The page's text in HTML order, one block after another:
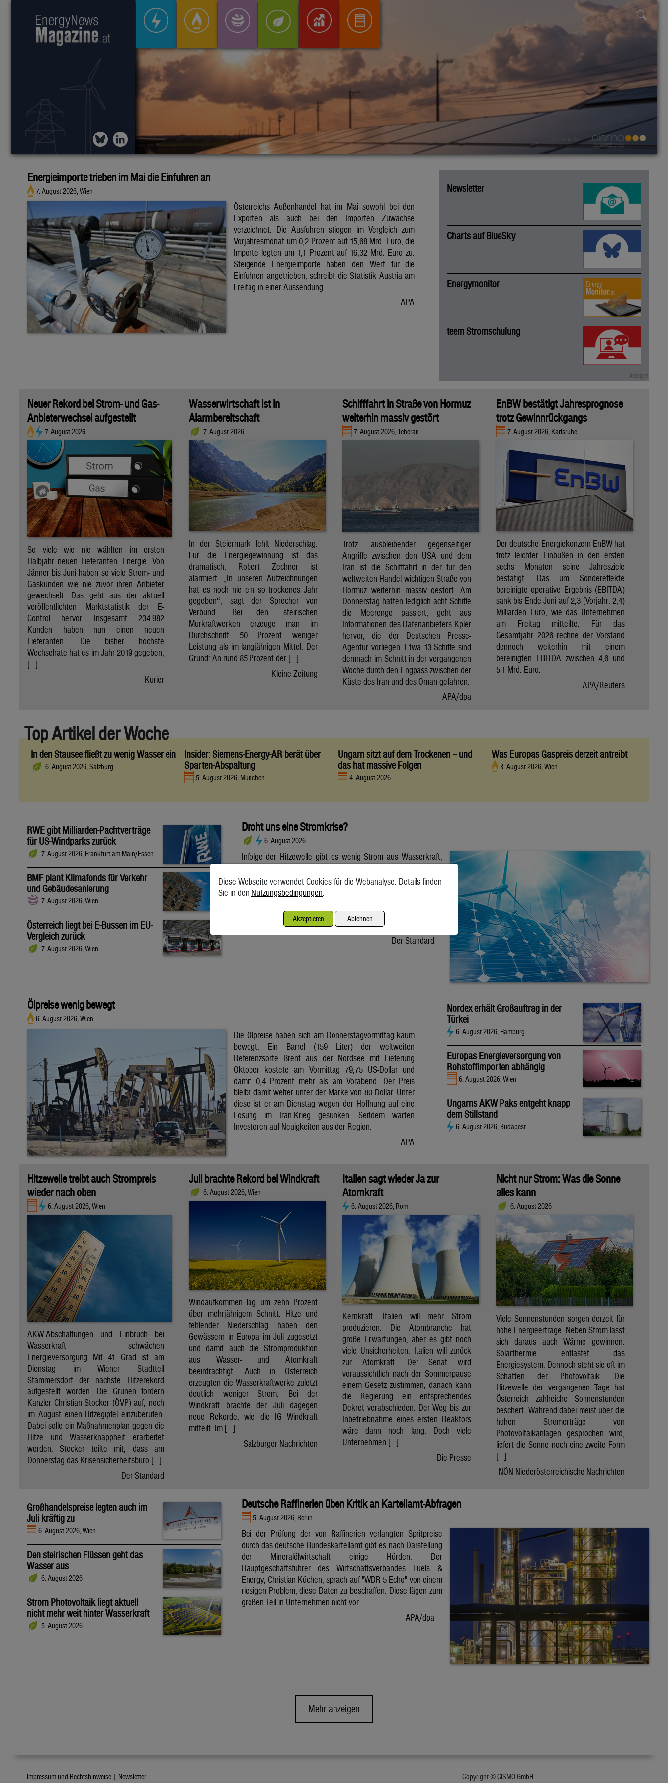
Energieimporte trieben im Mai die Einfuhren an
7. August 2026, Wien
Österreichs Außenhandel hat im Mai sowohl bei den
Exporten als auch bei den Importen Zuwächse
verzeichnet. Die Ausfuhren stiegen im Vergleich zum
Vorjahresmonat um 0,2 Prozent auf 15,68 Mrd. Euro, die
Importe legten um 1,1 Prozent auf 16,32 Mrd. Euro zu.
Steigende Energieimporte haben den Wert für die
Einfuhren angetrieben, schreibt die Statistik Austria am
Freitag in einer Aussendung.
APA
Newsletter
Charts auf BlueSky
Energymonitor
teem Stromschulung
Neuer Rekord bei Strom- und Gas-
Anbieterwechsel aufgestellt
7. August 2026
So viele wie nie wählten im ersten
Halbjahr neuen Lieferanten. Energie. Von
Jänner bis Juni haben so viele Strom- und
Gaskunden wie nie zuvor ihren Anbieter
gewechselt. Das geht aus der aktuell
veröffentlichten Marktstatistik der E-
Control hervor. Insgesamt 234.982
Kunden haben nun einen neuen
Lieferanten. Die bisher höchste
Wechselrate hat es im Jahr 2019 gegeben,
[…]
Kurier
Wasserwirtschaft ist in
Alarmbereitschaft
7. August 2026
In der Steiermark fehlt Niederschlag.
Für die Energiegewinnung ist das
dramatisch. Robert Zechner ist
alarmiert. „In unseren Aufzeichnungen
hat es noch nie ein so trockenes Jahr
gegeben“, sagt der Sprecher von
Verbund. Bei den steirischen
Murkraftwerken erzeuge man im
Durchschnitt 50 Prozent weniger
Leistung als im langjährigen Mittel. Der
Grund: An rund 85 Prozent der […]
Kleine Zeitung
Schifffahrt in Straße von Hormuz
weiterhin massiv gestört
7. August 2026, Teheran
Trotz ausbleibender gegenseitiger
Angriffe zwischen den USA und dem
Iran ist die Schifffahrt in der für den
weltweiten Handel wichtigen Straße von
Hormuz weiterhin massiv gestört. Am
Donnerstag hätten lediglich acht Schiffe
die Meerenge passiert, geht aus
Informationen des Datenanbieters Kpler
hervor, die der Deutschen Presse-
Agentur vorliegen. Etwa 13 Schiffe sind
demnach im Schnitt in der vergangenen
Woche durch den Engpass zwischen der
Küste des Iran und des Oman gefahren.
APA/dpa
EnBW bestätigt Jahresprognose
trotz Gewinnrückgangs
7. August 2026, Karlsruhe
Der deutsche Energiekonzern EnBW hat
trotz leichter Einbußen in den ersten
sechs Monaten seine Jahresziele
bestätigt. Das um Sondereffekte
bereinigte operative Ergebnis (EBITDA)
sank bis Ende Juni auf 2,3 (Vorjahr: 2,4)
Milliarden Euro, wie das Unternehmen
am Freitag mitteilte. Für das
Gesamtjahr 2026 rechne der Vorstand
dennoch weiterhin mit einem
bereinigten EBITDA zwischen 4,6 und
5,1 Mrd. Euro.
APA/Reuters
Top Artikel der Woche
In den Stausee fließt zu wenig Wasser ein
6. August 2026, Salzburg
Insider: Siemens-Energy-AR berät über
Sparten-Abspaltung
5. August 2026, München
Ungarn sitzt auf dem Trockenen – und
das hat massive Folgen
4. August 2026
Was Europas Gaspreis derzeit antreibt
3. August 2026, Wien
RWE gibt Milliarden-Pachtverträge
für US-Windparks zurück
7. August 2026, Frankfurt am Main/Essen
BMF plant Klimafonds für Verkehr
und Gebäudesanierung
7. August 2026, Wien
Österreich liegt bei E-Bussen im EU-
Vergleich zurück
7. August 2026, Wien
Droht uns eine Stromkrise?
6. August 2026
Infolge der Hitzewelle gibt es wenig Strom aus Wasserkraft,
Wetterextreme auf die Stromerzeugung und die Netze
auswirken. Die anhaltende Hitzewelle bringt die Stromnetze in
Verbund ein Drittel der Wassermenge. Wie verlässlich sind die
erneuerbaren Energien und halten unsere […]
Der Standard
Ölpreise wenig bewegt
6. August 2026, Wien
Die Ölpreise haben sich am Donnerstagvormittag kaum
bewegt. Ein Barrel (159 Liter) der weltweiten
Referenzsorte Brent aus der Nordsee mit Lieferung
Oktober kostete am Vormittag 79,75 US-Dollar und
damit 0,4 Prozent mehr als am Vorabend. Der Preis
bleibt damit weiter unter der Marke von 80 Dollar. Unter
diese ist er am Dienstag wegen der Hoffnung auf eine
Lösung im Iran-Krieg gesunken. Seitdem warten
Investoren auf Neuigkeiten aus der Region.
APA
Nordex erhält Großauftrag in der
Türkei
6. August 2026, Hamburg
Europas Energieversorgung von
Rohstoffimporten abhängig
6. August 2026, Wien
Ungarns AKW Paks entgeht knapp
dem Stillstand
6. August 2026, Budapest
Hitzewelle treibt auch Strompreis
wieder nach oben
6. August 2026, Wien
AKW-Abschaltungen und Einbruch bei
Wasserkraft schwächen
Energieversorgung Mit 41 Grad ist am
Dienstag im Wiener Stadtteil
Stammersdorf der nächste Hitzerekord
aufgestellt worden. Die Grünen fordern
Kanzler Christian Stocker (ÖVP) auf, noch
im August einen Hitzegipfel einzuberufen.
Dabei solle ein Maßnahmenplan gegen die
Hitze und Wasserknappheit erarbeitet
werden. Stocker teilte mit, dass am
Donnerstag das Krisensicherheitsbüro […]
Der Standard
Juli brachte Rekord bei Windkraft
6. August 2026, Wien
Windaufkommen lag um zehn Prozent
über mehrjährigem Schnitt. Hitze und
fehlender Niederschlag haben den
Gewässern in Europa im Juli zugesetzt
und damit auch die Stromproduktion
aus Wasser- und Atomkraft
beeinträchtigt. Auch in Österreich
erzeugten die Wasserkraftwerke zuletzt
deutlich weniger Strom. Bei der
Windkraft brachte der Juli dagegen
neue Rekorde, wie die IG Windkraft
mitteilt. Im […]
Salzburger Nachrichten
Italien sagt wieder Ja zur
Atomkraft
6. August 2026, Rom
Kernkraft. Italien will mehr Strom
produzieren. Die Atombranche hat
große Erwartungen, aber es gibt noch
viele Unsicherheiten. Italien will zurück
zur Atomkraft. Der Senat wird
voraussichtlich nach der Sommerpause
einem Gesetz zustimmen, danach kann
die Regierung ein entsprechendes
Dekret verabschieden. Der Weg bis zur
Inbetriebnahme eines ersten Reaktors
wäre dann noch lang. Doch viele
Unternehmen […]
Die Presse
Nicht nur Strom: Was die Sonne
alles kann
6. August 2026
Viele Sonnenstunden sorgen derzeit für
hohe Energieerträge. Neben Strom lässt
sich daraus auch Wärme gewinnen.
Solarthermie entlastet das
Energiesystem. Dennoch steht sie oft im
Schatten der Photovoltaik. Die
Hitzewelle der vergangenen Tage hat
Österreich zahlreiche Sonnenstunden
beschert. Während dabei meist über die
hohen Stromerträge von
Photovoltaikanlagen gesprochen wird,
liefert die Sonne noch eine zweite Form
[…]
NÖN Niederösterreichische Nachrichten
Großhandelspreise legten auch im
Juli kräftig zu
6. August 2026, Wien
Den steirischen Flüssen geht das
Wasser aus
6. August 2026
Strom Photovoltaik liegt aktuell
nicht mehr weit hinter Wasserkraft
5. August 2026
Deutsche Raffinerien üben Kritik an Kartellamt-Abfragen
5. August 2026, Berlin
Bei der Prüfung der von Raffinerien verlangten Spritpreise
durch das deutsche Bundeskartellamt gibt es nach Darstellung
der Mineralölwirtschaft einige Hürden. Der
Hauptgeschäftsführer des Wirtschaftsverbandes Fuels &
Energy, Christian Küchen, sprach auf "WDR 5 Echo" von einem
riesigen Problem, diese Daten zu beschaffen. Diese lägen zum
großen Teil in Unternehmen nicht vor.
APA/dpa
Mehr anzeigen
Impressum und Rechtshinweise | Newsletter Copyright © CISMO GmbH
Diese Webseite verwendet Cookies für die Webanalyse. Details finden
Sie in den Nutzungsbedingungen
Akzeptieren Ablehnen